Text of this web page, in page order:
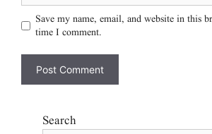
Save my name, email, and website in this
time I comment.
Search